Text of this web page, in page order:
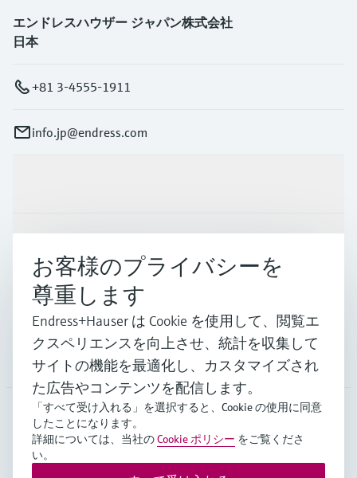
エンドレスハウザー ジャパン株式会社
日本
+81 3-4555-1911
info.jp@endress.com
サポート
会社情報
JPN• 日本語
お客様のプライバシーを
尊重します
Endress+Hauser は Cookie を使用して、閲覧エ
クスペリエンスを向上させ、統計を収集して
サイトの機能を最適化し、カスタマイズされ
た広告やコンテンツを配信します。
「すべて受け入れる」を選択すると、Cookie の使用に同意
したことになります。
詳細については、当社のCookie ポリシー をご覧くださ
い。